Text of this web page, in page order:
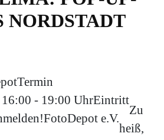
NORDSTADT
Termin
- 19:00 UhrEintritt
FotoDepot e.V.
Zu
heiß,